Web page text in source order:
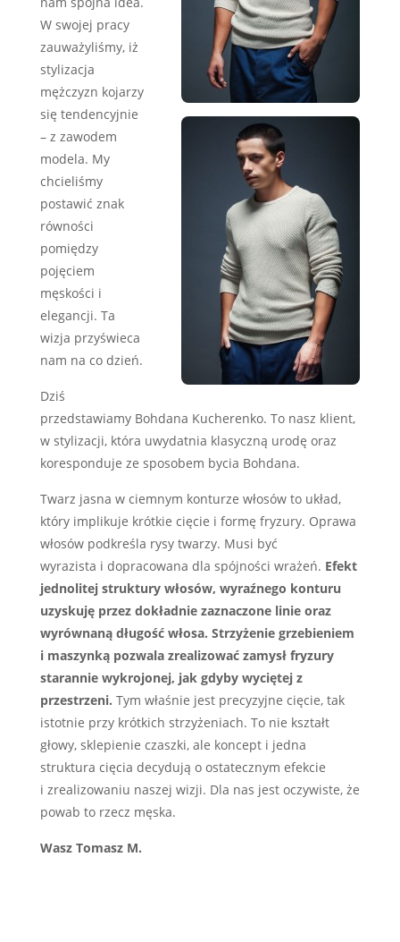
W swojej pracy
zauważyliśmy, iż
stylizacja
mężczyzn kojarzy
się tendencyjnie
– z zawodem
modela. My
chcieliśmy
postawić znak
równości
pomiędzy
pojęciem
męskości i
elegancji. Ta
wizja przyświeca
nam na co dzień.
Dziś
przedstawiamy Bohdana Kucherenko. To nasz klient,
w stylizacji, która uwydatnia klasyczną urodę oraz
koresponduje ze sposobem bycia Bohdana.
Twarz jasna w ciemnym konturze włosów to układ,
który implikuje krótkie cięcie i formę fryzury. Oprawa
włosów podkreśla rysy twarzy. Musi być
wyrazista i dopracowana dla spójności wrażeń. Efekt
jednolitej struktury włosów, wyraźnego konturu
uzyskuję przez dokładnie zaznaczone linie oraz
wyrównaną długość włosa. Strzyżenie grzebieniem
i maszynką pozwala zrealizować zamysł fryzury
starannie wykrojonej, jak gdyby wyciętej z
przestrzeni. Tym właśnie jest precyzyjne cięcie, tak
istotnie przy krótkich strzyżeniach. To nie kształt
głowy, sklepienie czaszki, ale koncept i jedna
struktura cięcia decydują o ostatecznym efekcie
i zrealizowaniu naszej wizji. Dla nas jest oczywiste, że
powab to rzecz męska.
Wasz Tomasz M.